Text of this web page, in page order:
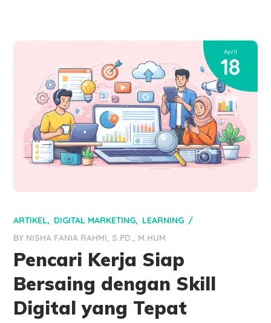
April
18
ARTIKEL DIGITAL MARKETING
LEARNING
BY NISHA FANIA RAHMI, S.PD., M.HUM
Pencari Kerja Siap
Bersaing dengan Skill
Digital yang Tepat